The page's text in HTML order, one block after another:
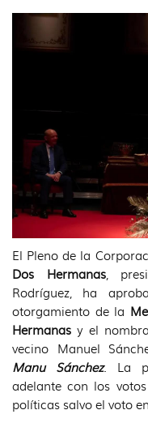
El Pleno de la
Dos Hermanas,
Rodríguez, ha
otorgamiento de la
Hermanas y el
vecino Manuel
Manu Sánchez. La
adelante con los
políticas salvo el voto